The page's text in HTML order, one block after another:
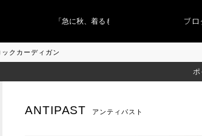
「急に秋、着るものがない」 「キレイなニッ
ブロ
ックカーディガン
ポ
ANTIPAST アンティパスト